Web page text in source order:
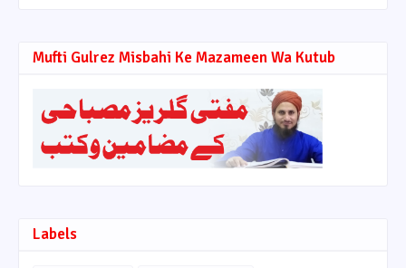
Mufti Gulrez Misbahi Ke Mazameen Wa Kutub
Labels